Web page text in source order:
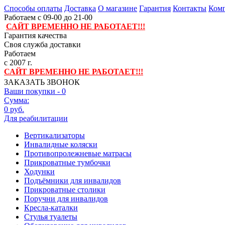
Способы оплаты Доставка О магазине Гарантия Контакты
Работаем с 09-00 до 21-00
САЙТ ВРЕМЕННО НЕ РАБОТАЕТ!!!
Гарантия качества
Своя служба доставки
Работаем
с 2007 г.
САЙТ ВРЕМЕННО НЕ РАБОТАЕТ!!!
ЗАКАЗАТЬ ЗВОНОК
Ваши покупки - 0
Сумма:
0 руб.
Для реабилитации
Вертикализаторы
Инвалидные коляски
Противопролежневые матрасы
Прикроватные тумбочки
Ходунки
Подъёмники для инвалидов
Прикроватные столики
Поручни для инвалидов
Кресла-каталки
Стулья туалеты